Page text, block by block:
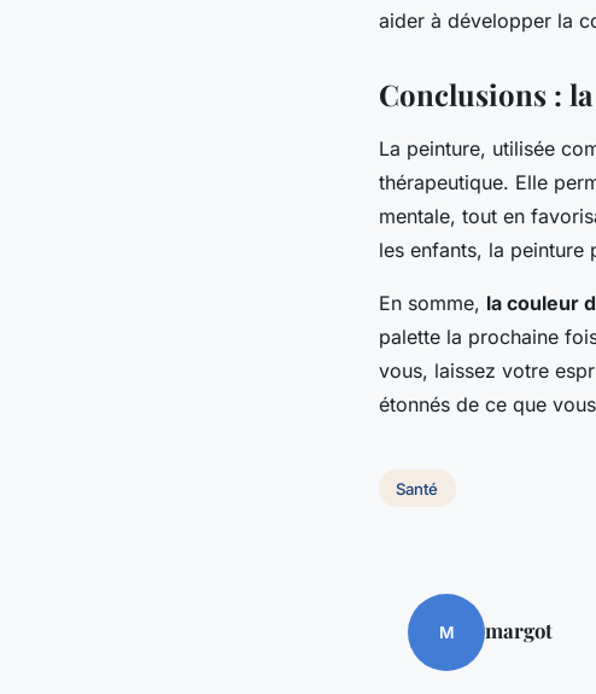
aider à développer la
Conclusions :
La peinture, utilisée
thérapeutique. Elle
mentale, tout en
les enfants, la peinture
En somme, la couleur
palette la prochaine
vous, laissez votre
étonnés de ce que
Santé
M margot